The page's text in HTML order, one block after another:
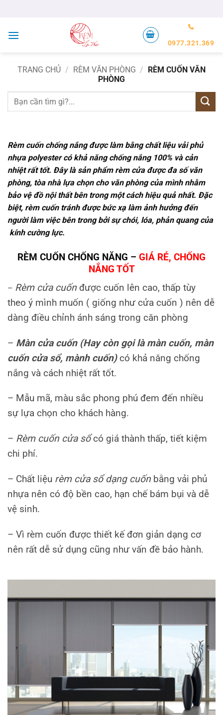
nội
0977.321.369
TRANG CHỦ / RÈM VĂN PHÒNG / RÈM CUỐN VĂN
PHÒNG
Tìm
kiếm:
Rèm cuốn chống nắngđược làm bằng chất liệu vải phủ
nhựa polyester có khả năng chống nắng 100% và cản
nhiệt rất tốt. Đây là sản phẩm rèm cửađược đa số văn
phòng, tòa nhà lựa chọn cho văn phòng của mình nhằm
bảo vệ đồ nội thất bên trong một cách hiệu quả nhất. Đặc
biệt, rèm cuốn tránh được bức xạ làm ảnh hưởng đến
người làm việc bên trong bởi sự chói, lóa, phản quang của
kính cường lực.
RÈM CUỐN CHỐNG NẮNG – GIÁ RẺ, CHỐNG
NẮNG TỐT
– Rèm cửa cuốn được cuốn lên cao, thấp tùy
theo ý mình muốn ( giống như cửa cuốn ) nên dễ
dàng điều chỉnh ánh sáng trong căn phòng
– Màn cửa cuốn (Hay còn gọi là màn cuốn, màn
cuốn cửa sổ, mành cuốn)có khả năng chống
nắng và cách nhiệt rất tốt.
– Mẫu mã, màu sắc phong phú đem đến nhiều
sự lựa chọn cho khách hàng.
– Rèm cuốn cửa sổcó giá thành thấp, tiết kiệm
chi phí.
– Chất liệu rèm cửa sổ dạng cuốn bằng vải phủ
nhựa nên có độ bền cao, hạn chế bám bụi và dễ
vệ sinh.
– Vì rèm cuốn được thiết kế đơn giản dạng cơ
nên rất dễ sử dụng cũng như vấn đề bảo hành.